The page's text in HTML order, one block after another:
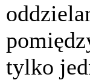
tylko